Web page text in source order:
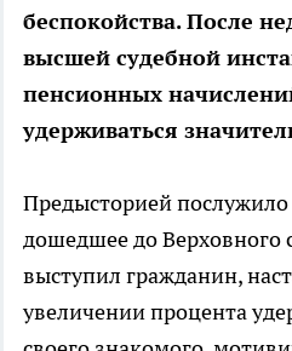
беспокойства. После
высшей судебной
пенсионных
удерживаться
Предысторией
дошедшее до Верховного
выступил гражданин,
увеличении процента